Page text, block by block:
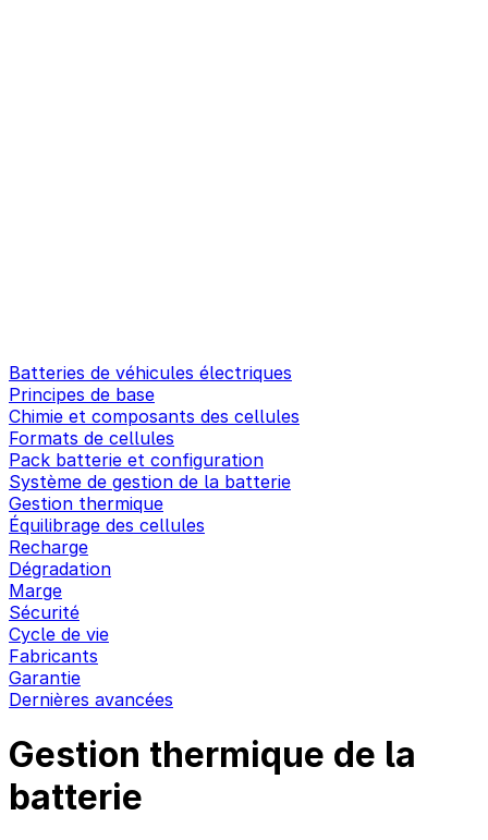
Batteries de véhicules électriques
Principes de base
Chimie et composants des cellules
Formats de cellules
Pack batterie et configuration
Système de gestion de la batterie
Gestion thermique
Équilibrage des cellules
Recharge
Dégradation
Marge
Sécurité
Cycle de vie
Fabricants
Garantie
Dernières avancées
Gestion thermique de la
batterie